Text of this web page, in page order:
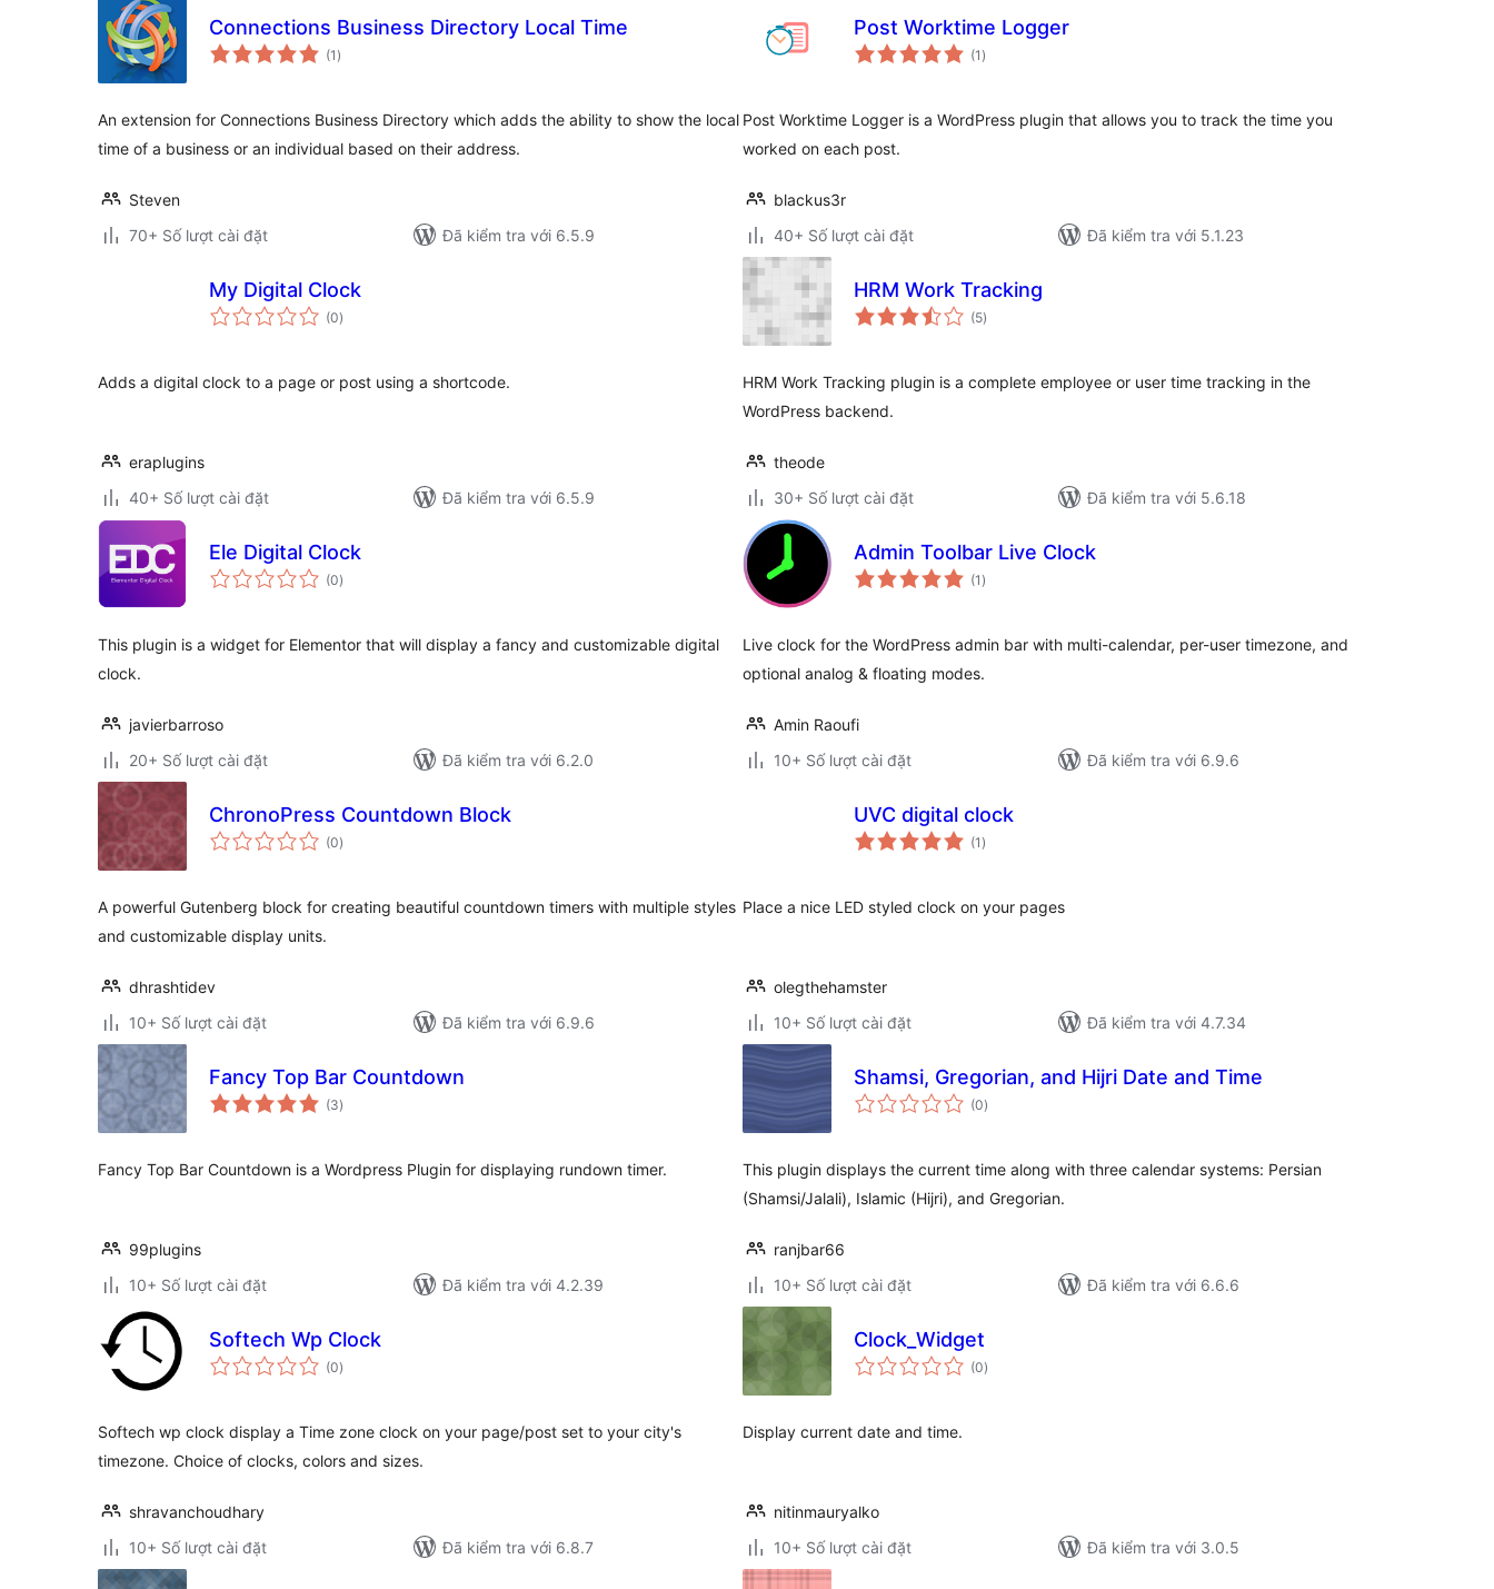
Connections Business Directory Local Time
(1 tổng
đánh
)
An extension for Connections Business Directory which adds the ability to show the local
time of a business or an individual based on their address.
Steven
70+ Số lượt cài đặt
Đã kiểm tra với 6.5.9
Post Worktime Logger
(1 tổng
đánh
)
Post Worktime Logger is a WordPress plugin that allows you to track the time you
worked on each post.
blackus3r
40+ Số lượt cài đặt
Đã kiểm tra với 5.1.23
My Digital Clock
(0tổng
đánh
)
Adds a digital clock to a page or post using a shortcode.
eraplugins
40+ Số lượt cài đặt
Đã kiểm tra với 6.5.9
HRM Work Tracking
(5tổng
đánh
)
HRM Work Tracking plugin is a complete employee or user time tracking in the
WordPress backend.
theode
30+ Số lượt cài đặt
Đã kiểm tra với 5.6.18
Ele Digital Clock
(0tổng
đánh
)
This plugin is a widget for Elementor that will display a fancy and customizable digital
clock.
javierbarroso
20+ Số lượt cài đặt
Đã kiểm tra với 6.2.0
Admin Toolbar Live Clock
(1 tổng
đánh
)
Live clock for the WordPress admin bar with multi-calendar, per-user timezone, and
optional analog & floating modes.
Amin Raoufi
10+ Số lượt cài đặt
Đã kiểm tra với 6.9.6
ChronoPress Countdown Block
(0tổng
đánh
)
A powerful Gutenberg block for creating beautiful countdown timers with multiple styles
and customizable display units.
dhrashtidev
10+ Số lượt cài đặt
Đã kiểm tra với 6.9.6
UVC digital clock
(1 tổng
đánh
)
Place a nice LED styled clock on your pages
olegthehamster
10+ Số lượt cài đặt
Đã kiểm tra với 4.7.34
Fancy Top Bar Countdown
(3tổng
đánh
)
Fancy Top Bar Countdown is a Wordpress Plugin for displaying rundown timer.
99plugins
10+ Số lượt cài đặt
Đã kiểm tra với 4.2.39
Shamsi, Gregorian, and Hijri Date and Time
(0tổng
đánh
)
This plugin displays the current time along with three calendar systems: Persian
(Shamsi/Jalali), Islamic (Hijri), and Gregorian.
ranjbar66
10+ Số lượt cài đặt
Đã kiểm tra với 6.6.6
Softech Wp Clock
(0tổng
đánh
)
Softech wp clock display a Time zone clock on your page/post set to your city's
timezone. Choice of clocks, colors and sizes.
shravanchoudhary
10+ Số lượt cài đặt
Đã kiểm tra với 6.8.7
Clock_Widget
(0tổng
đánh
)
Display current date and time.
nitinmauryalko
10+ Số lượt cài đặt
Đã kiểm tra với 3.0.5